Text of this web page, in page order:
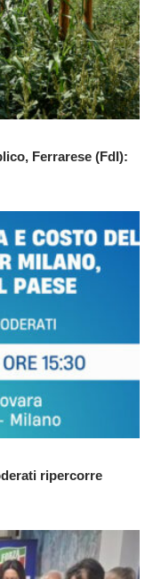
Ferrarese (FdI):
ripercorre